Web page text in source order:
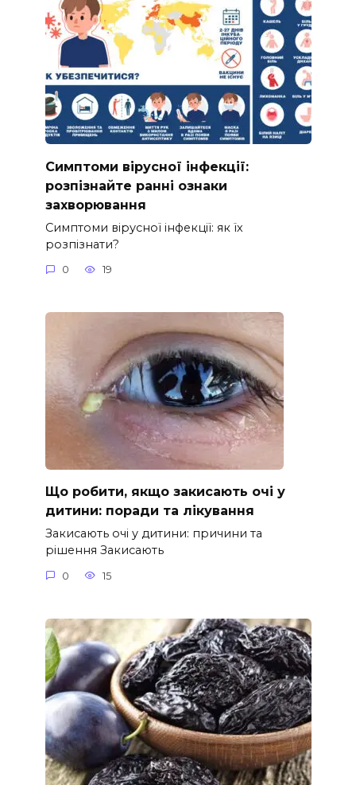
Симптоми вірусної інфекції:
розпізнайте ранні ознаки
захворювання
Симптоми вірусної інфекції: як їх
розпізнати?
0 19
Що робити, якщо закисають очі у
дитини: поради та лікування
Закисають очі у дитини: причини та
рішення Закисають
0 15